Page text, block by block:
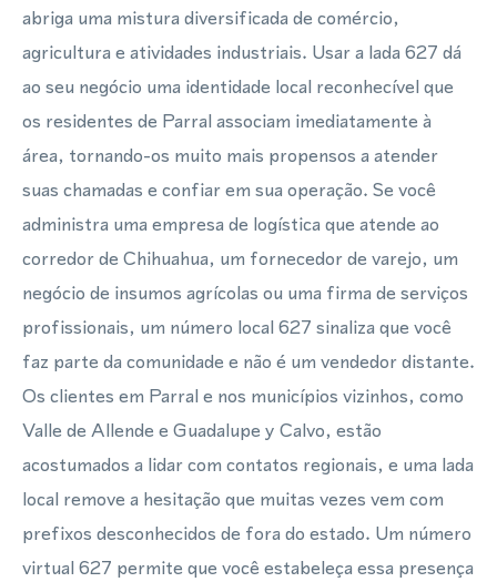
abriga uma mistura diversificada de comércio,
agricultura e atividades industriais. Usar a lada 627 dá
ao seu negócio uma identidade local reconhecível que
os residentes de Parral associam imediatamente à
área, tornando-os muito mais propensos a atender
suas chamadas e confiar em sua operação. Se você
administra uma empresa de logística que atende ao
corredor de Chihuahua, um fornecedor de varejo, um
negócio de insumos agrícolas ou uma firma de serviços
profissionais, um número local 627 sinaliza que você
faz parte da comunidade e não é um vendedor distante.
Os clientes em Parral e nos municípios vizinhos, como
Valle de Allende e Guadalupe y Calvo, estão
acostumados a lidar com contatos regionais, e uma lada
local remove a hesitação que muitas vezes vem com
prefixos desconhecidos de fora do estado. Um número
virtual 627 permite que você estabeleça essa presença